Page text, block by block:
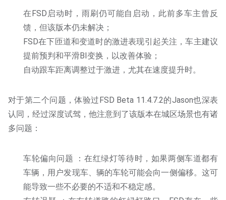
在FSD启动时，雨刷仍可能自启动，此前多车主曾反
馈，但该版本仍未解决；
FSD在下匝道和变道时的激进表现引起关注，车主建议
提前预判和平滑BI变换，以改善体验；
自动跟车距离调整过于激进，尤其在速度提升时。
对于第二个问题，体验过FSD Beta 11.4.7.2的Jason也深表
认同，经过深度试驾，他注意到了该版本在城区场景也有诸
多问题：
车轮偏向问题 ：在红绿灯等待时，如果两侧车道都有
车辆，用户发现车、辆的车轮可能会向一侧偏移。这可
能导致一些不必要的不适和不稳定感。